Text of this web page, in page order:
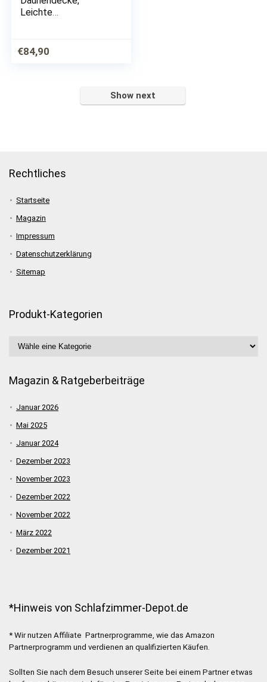
Leichte
Federn der Klasse I,
155 x 220 cm, Down
€84,90
Show next
Rechtliches
Startseite
Magazin
Impressum
Datenschutzerklärung
Sitemap
Produkt-Kategorien
Magazin & Ratgeberbeiträge
Januar 2026
Mai 2025
Januar 2024
Dezember 2023
November 2023
Dezember 2022
November 2022
März 2022
Dezember 2021
*Hinweis von Schlafzimmer-Depot.de
* Wir nutzen Affiliate Partnerprogramme, wie das Amazon
Partnerprogramm und verdienen an qualifizierten Käufen.
Sollten Sie nach dem Besuch unserer Seite bei einem Partner etwas